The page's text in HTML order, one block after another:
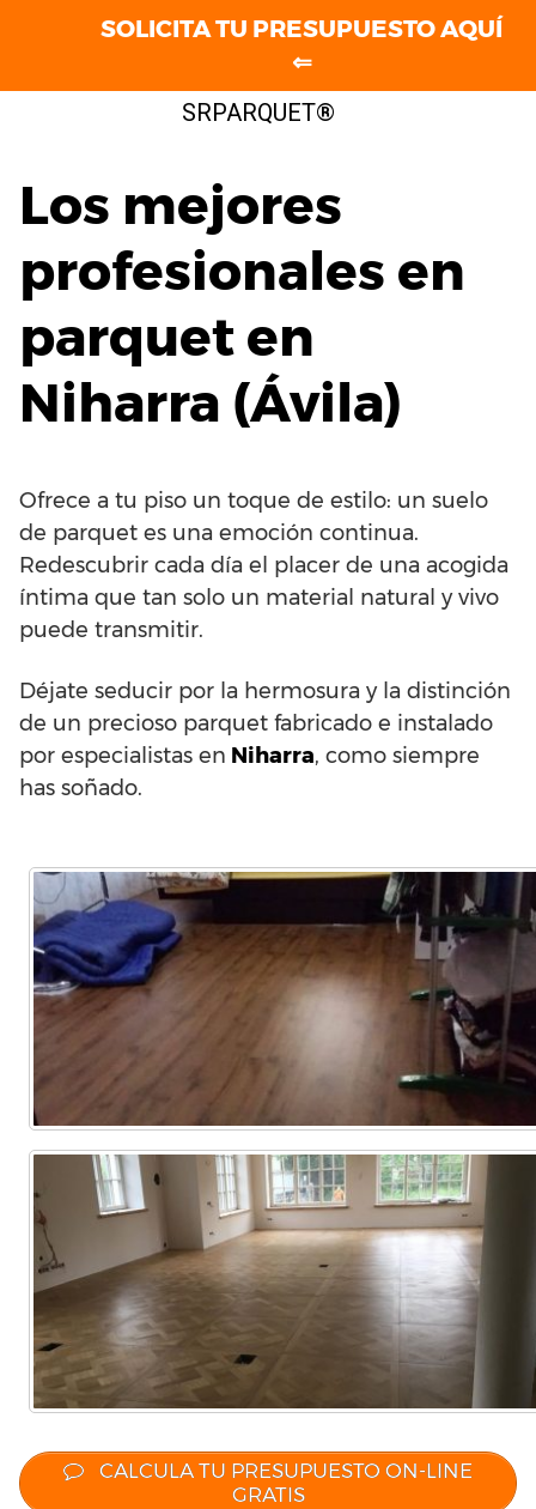
SRPARQUET®
Los mejores
profesionales en
parquet en
Niharra (Ávila)
Ofrece a tu piso un toque de estilo: un suelo
de parquet es una emoción continua.
Redescubrir cada día el placer de una acogida
íntima que tan solo un material natural y vivo
puede transmitir.
Déjate seducir por la hermosura y la distinción
de un precioso parquet fabricado e instalado
por especialistas en Niharra, como siempre
has soñado.
CALCULA TU PRESUPUESTO ON-LINE
GRATIS
SOLICITA TU PRESUPUESTO AQUÍ
⇐